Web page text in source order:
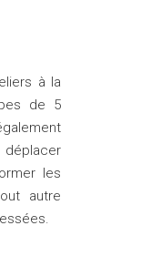
à la
de 5
les
autre